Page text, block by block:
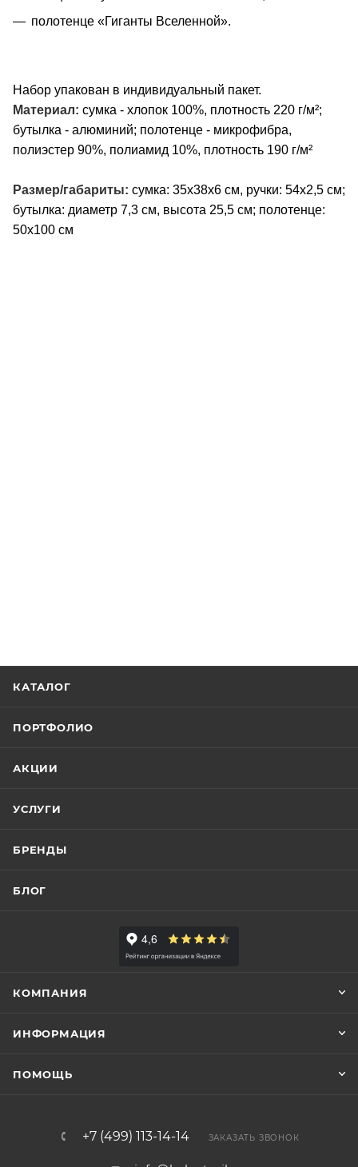
полотенце «Гиганты Вселенной».
Набор упакован в индивидуальный пакет.
Материал: сумка - хлопок 100%, плотность 220 г/м²;
бутылка - алюминий; полотенце - микрофибра,
полиэстер 90%, полиамид 10%, плотность 190 г/м²
Размер/габариты: сумка: 35х38х6 см, ручки: 54х2,5 см;
бутылка: диаметр 7,3 см, высота 25,5 см; полотенце:
50х100 см
КАТАЛОГ
ПОРТФОЛИО
АКЦИИ
УСЛУГИ
БРЕНДЫ
БЛОГ
КОМПАНИЯ
ИНФОРМАЦИЯ
ПОМОЩЬ
+7 (499) 113-14-14 ЗАКАЗАТЬ ЗВОНОК